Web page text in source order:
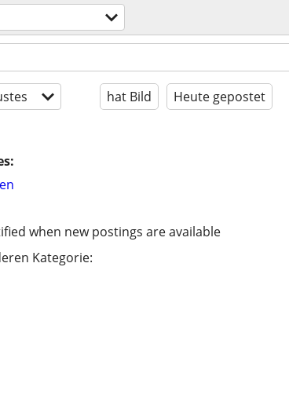
hat Bild Heute gepostet
when new postings are available
Kategorie: